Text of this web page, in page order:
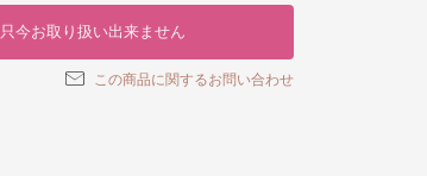
只今お取り扱い出来ません
この商品に関するお問い合わせ